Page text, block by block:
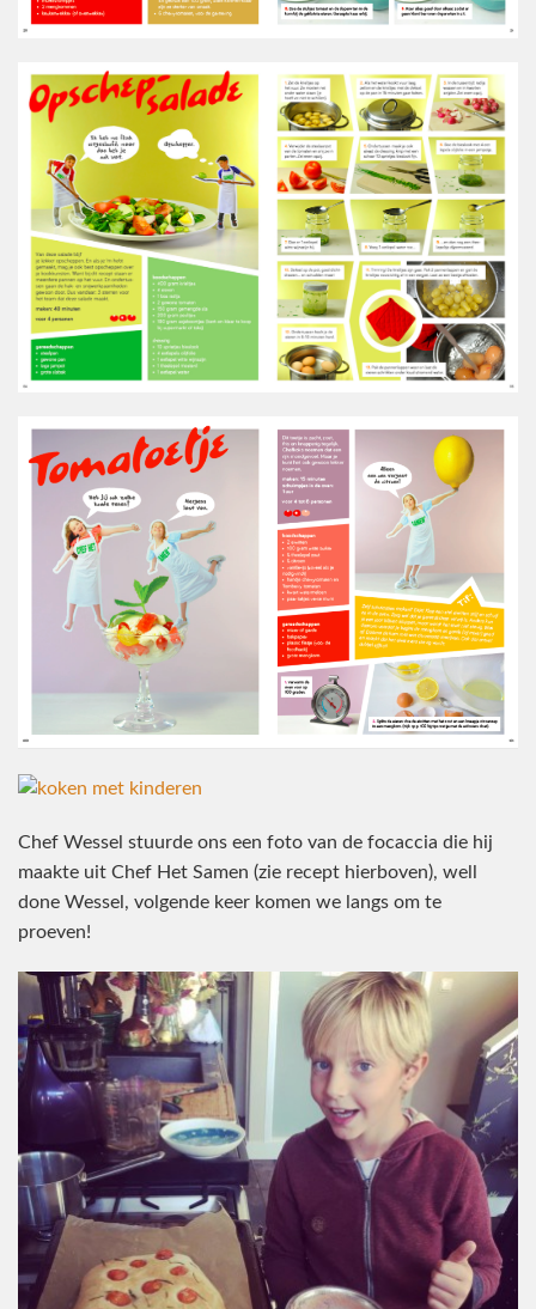
Chef Wessel stuurde ons een foto van de focaccia die hij
maakte uit Chef Het Samen (zie recept hierboven), well
done Wessel, volgende keer komen we langs om te
proeven!